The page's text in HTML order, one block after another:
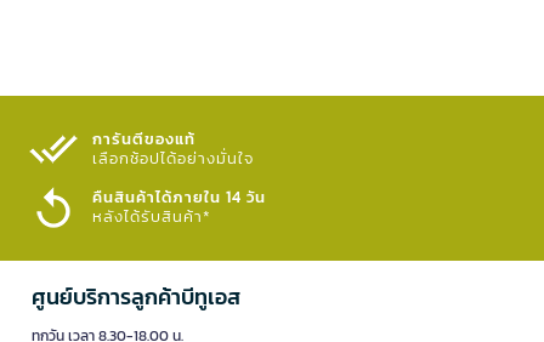
การันตีของแท้
เลือกช้อปได้อย่างมั่นใจ​
คืนสินค้าได้ภายใน 14 วัน
หลังได้รับสินค้า*
ศูนย์บริการลูกค้าบีทูเอส
ทุกวัน เวลา 8.30-18.00 น.